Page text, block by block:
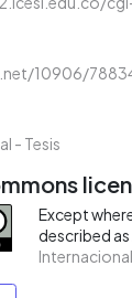
10906/
- Tesis
Except
described as